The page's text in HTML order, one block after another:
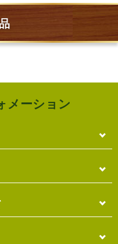
メーション
。
出来ません。
連絡票」より再配達希